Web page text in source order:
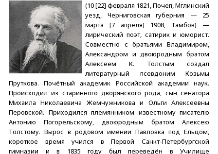
(10 [22] февраля 1821, Почеп, Мглинский
уезд, Черниговская губерния — 25
марта [7 апреля] 1908, Тамбов) —
лирический поэт, сатирик и юморист.
Совместно с братьями Владимиром,
Александром и двоюродным братом
Алексеем К. Толстым создал
литературный псевдоним Козьмы
Пруткова. Почётный академик Российской академии наук.
Происходил из старинного дворянского рода, сын сенатора
Михаила Николаевича Жемчужникова и Ольги Алексеевны
Перовской. Приходился племянником известному писателю
Антонию Погорельскому, двоюродным братом Алексею
Толстому. Вырос в родовом имении Павловка под Ельцом,
короткое время учился в Первой Санкт-Петербургской
гимназии и в 1835 году был переведён в Училище